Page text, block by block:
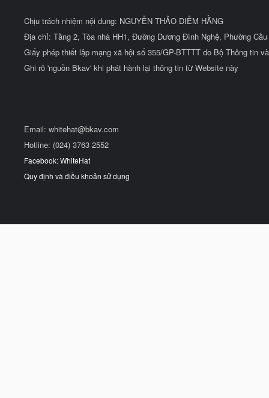
Chịu trách nhiệm nội dung: NGUYỄN THẢO DIỄM HẰNG
Địa chỉ: Tầng 2, Tòa nhà HH1, Đường Dương Đình Nghệ, Phường
Giấy phép thiết lập mạng xã hội số 355/GP-BTTTT do Bộ Thông tin
Ghi rõ 'nguồn Bkav' khi phát hành lại thông tin từ Website này
Email: whitehat@bkav.com
Hotline: (024) 3763 2552
Facebook: WhiteHat
Quy định và điều khoản sử dụng